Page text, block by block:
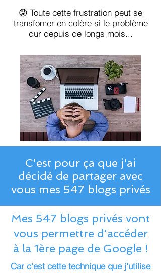
😡 Toute cette frustration peut se
transfomer en colère si le problème
dur depuis de longs mois...
C'est pour ça que j'ai
décidé de partager avec
vous mes 547 blogs privés
Mes 547 blogs privés vont
vous permettre d'accéder
à la 1ère page de Google !
Car c'est cette technique que j'utilise